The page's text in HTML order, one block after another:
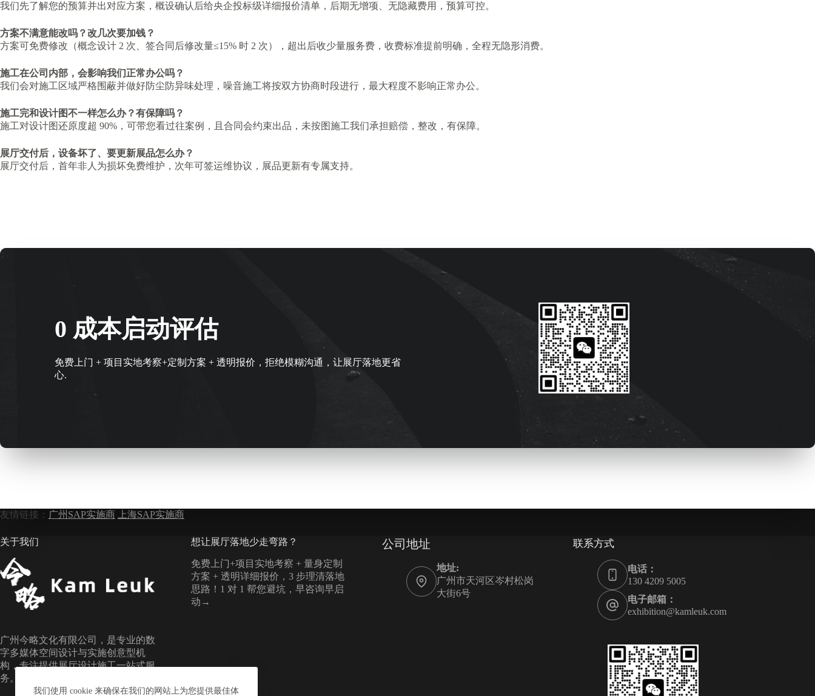
我们使用 cookie 来确保在我们的网站上为您提供最佳体
我们先了解您的预算并出对应方案，概设确认后给央企投标级详细报价清单，后期无增项、无隐藏费用，预算可控。
方案不满意能改吗？改几次要加钱？
方案可免费修改（概念设计 2 次、签合同后修改量≤15% 时 2 次），超出后收少量服务费，收费标准提前明确，全程无隐形消费。
施工在公司内部，会影响我们正常办公吗？
我们会对施工区域严格围蔽并做好防尘防异味处理，噪音施工将按双方协商时段进行，最大程度不影响正常办公。
施工完和设计图不一样怎么办？有保障吗？
施工对设计图还原度超 90%，可带您看过往案例，且合同会约束出品，未按图施工我们承担赔偿，整改，有保障。
展厅交付后，设备坏了、要更新展品怎么办？
展厅交付后，首年非人为损坏免费维护，次年可签运维协议，展品更新有专属支持。
0 成本启动评估
免费上门 + 项目实地考察+定制方案 + 透明报价，拒绝模糊沟通，让展厅落地更省
心.
友情链接： 广州SAP实施商 上海SAP实施商
关于我们
广州今略文化有限公司，是专业的数
字多媒体空间设计与实施创意型机
构，专注提供展厅设计施工一站式服
务。
想让展厅落地少走弯路？
免费上门+项目实地考察 + 量身定制
方案 + 透明详细报价，3 步理清落地
思路！1 对 1 帮您避坑，早咨询早启
动→
公司地址
地址:
广州市天河区岑村松岗
大街6号
联系方式
电话：
130 4209 5005
电子邮箱：
exhibition@kamleuk.com